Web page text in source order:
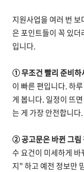
지원사업을 여러 번
은 포인트들이 꼭 있
입니다.
① 무조건 빨리 준비하
이 빠른 편입니다. 하
게 봅니다. 일정이 뜨
는 게 가장 안전합니다.
② 공고문은 바뀐 그림
수 요건이 미세하게
지" 하고 예전 정보만